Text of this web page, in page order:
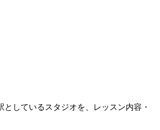
としているスタジオを、レッスン内容・